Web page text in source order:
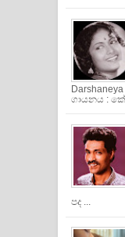
ගායනය :
පද ...